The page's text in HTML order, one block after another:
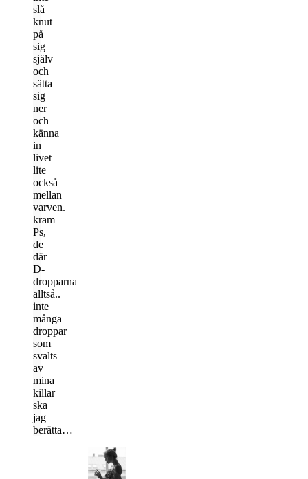
slå
knut
på
sig
själv
och
sätta
sig
ner
och
känna
in
livet
lite
också
mellan
varven.
kram
Ps,
de
där
D-
dropparna
alltså..
inte
många
droppar
som
svalts
av
mina
killar
ska
jag
berätta…